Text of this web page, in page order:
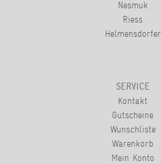
Nesmuk
Riess
Helmensdorfer
SERVICE
Kontakt
Gutscheine
Wunschliste
Warenkorb
Mein Konto